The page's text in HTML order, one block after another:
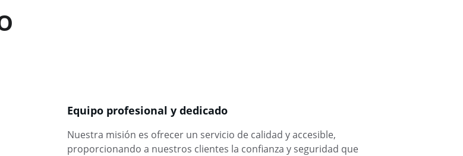
Equipo profesional y dedicado
Nuestra misión es ofrecer un servicio de calidad y accesible,
proporcionando a nuestros clientes la confianza y seguridad que